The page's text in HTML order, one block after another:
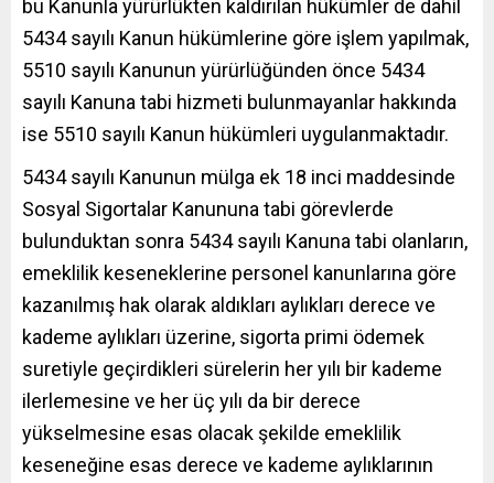
bu Kanunla yürürlükten kaldırılan hükümler de dahil
5434 sayılı Kanun hükümlerine göre işlem yapılmak,
5510 sayılı Kanunun yürürlüğünden önce 5434
sayılı Kanuna tabi hizmeti bulunmayanlar hakkında
ise 5510 sayılı Kanun hükümleri uygulanmaktadır.
5434 sayılı Kanunun mülga ek 18 inci maddesinde
Sosyal Sigortalar Kanununa tabi görevlerde
bulunduktan sonra 5434 sayılı Kanuna tabi olanların,
emeklilik keseneklerine personel kanunlarına göre
kazanılmış hak olarak aldıkları aylıkları derece ve
kademe aylıkları üzerine, sigorta primi ödemek
suretiyle geçirdikleri sürelerin her yılı bir kademe
ilerlemesine ve her üç yılı da bir derece
yükselmesine esas olacak şekilde emeklilik
keseneğine esas derece ve kademe aylıklarının